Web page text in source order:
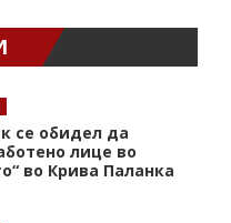
се обидел да
лице во
во Крива Паланка